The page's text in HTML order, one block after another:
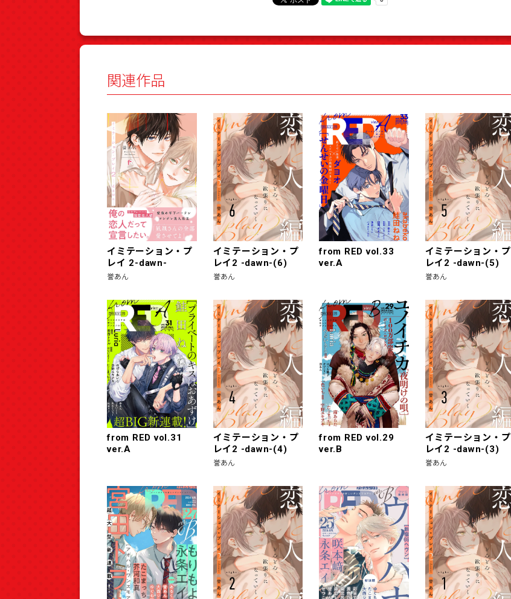
関連作品
イミテーション・プ
レイ 2-dawn-
誉あん
イミテーション・プ
レイ2 -dawn-(6)
誉あん
from RED vol.33
ver.A
イミテーション・プ
レイ2 -dawn-(5)
誉あん
from RED vol.31
ver.A
イミテーション・プ
レイ2 -dawn-(4)
誉あん
from RED vol.29
ver.B
イミテーション・プ
レイ2 -dawn-(3)
誉あん